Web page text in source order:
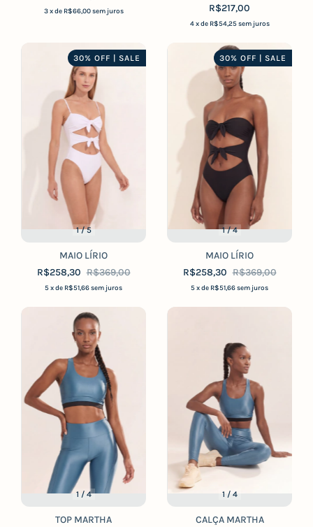
3 x de R$66,00 sem juros
R$217,00
4 x de R$54,25 sem juros
1/5
30% OFF | SALE
MAIO LÍRIO
R$258,30 R$369,00
5x de R$51,66sem juros
1/4
30% OFF | SALE
MAIO LÍRIO
R$258,30 R$369,00
5x de R$51,66sem juros
1 / 4
TOP MARTHA
1 / 4
CALÇA MARTHA